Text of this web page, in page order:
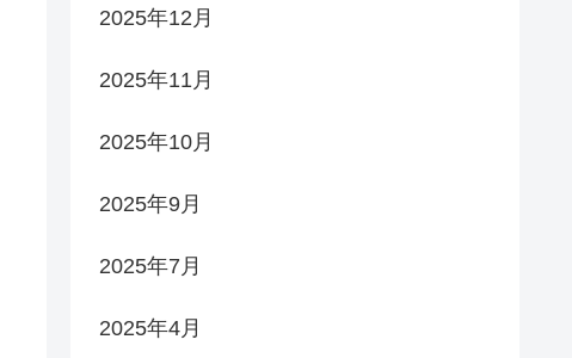
2025年12月
2025年11月
2025年10月
2025年9月
2025年7月
2025年4月